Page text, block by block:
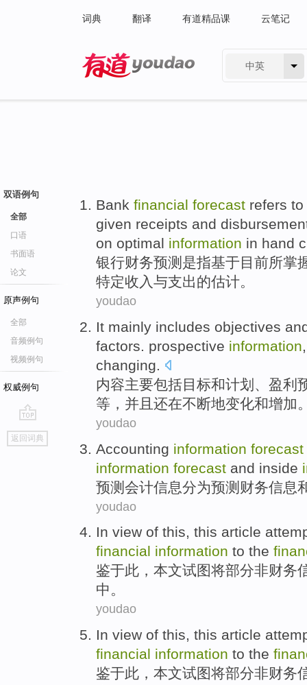
词典 翻译 有道精品课 云笔记
中英
双语例句
全部
口语
书面语
论文
原声例句
全部
音频例句
视频例句
权威例句
go
top
返回词典
Bank financial forecast refers to
given receipts and
on optimal information in hand
银行财务预测 是指基于目前所掌
特定收入与支出的估计。
youdao
It mainly includes objectives
factors. prospective information
changing.
内容主要包括目标和计划 、盈利
等 ，并且 还在不断地变化和增加
youdao
Accounting information forecast
information forecast and inside
预测 会计信息分为预测 财务信息
youdao
In view of this, this article
financial information to the
鉴于此 ， 本文试图将部分非财务
中。
youdao
In view of this, this article
financial information to the
鉴于此 ， 本文试图将部分非财务